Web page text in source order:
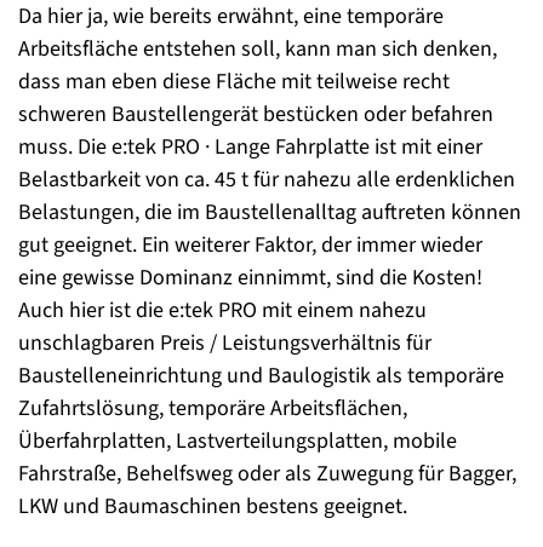
Da hier ja, wie bereits erwähnt, eine temporäre
Arbeitsfläche entstehen soll, kann man sich denken,
dass man eben diese Fläche mit teilweise recht
schweren Baustellengerät bestücken oder befahren
muss. Die e:tek PRO · Lange Fahrplatte ist mit einer
Belastbarkeit von ca. 45 t für nahezu alle erdenklichen
Belastungen, die im Baustellenalltag auftreten können
gut geeignet. Ein weiterer Faktor, der immer wieder
eine gewisse Dominanz einnimmt, sind die Kosten!
Auch hier ist die e:tek PRO mit einem nahezu
unschlagbaren Preis / Leistungsverhältnis für
Baustelleneinrichtung und Baulogistik als temporäre
Zufahrtslösung, temporäre Arbeitsflächen,
Überfahrplatten, Lastverteilungsplatten, mobile
Fahrstraße, Behelfsweg oder als Zuwegung für Bagger,
LKW und Baumaschinen bestens geeignet.